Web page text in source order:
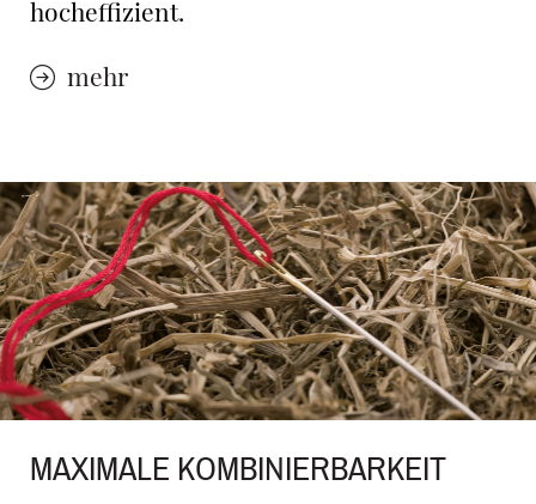
hocheffizient.
mehr
MAXIMALE KOMBINIERBARKEIT